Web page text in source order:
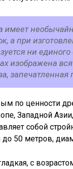
имеет
а при
ни единого
изображена
запечатленная
по ценности
Западной
собой
50 метров,
с